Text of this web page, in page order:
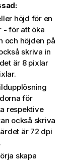
höjd för en
- för att öka
och höjden på
skriva in
är 8 pixlar
för
respektive
också skriva
är 72 dpi
skapa